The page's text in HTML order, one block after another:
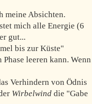
meine Absichten.
mich alle Energie (6
gut...
bis zur Küste"
leeren kann. Wenn
Verhindern von Ödnis
Wirbelwind die "Gabe